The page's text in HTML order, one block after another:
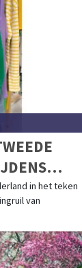
in het teken
van